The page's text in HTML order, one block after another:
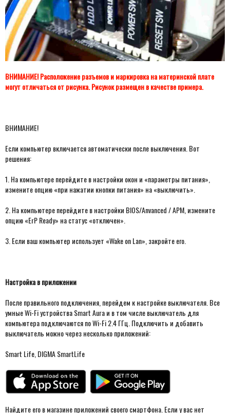
ВНИМАНИЕ! Расположение разъемов и маркировка на материнской плате
могут отличаться от рисунка. Рисунок размещен в качестве примера.
ВНИМАНИЕ!
Если компьютер включается автоматически после выключения. Вот
решения:
1. На компьютере перейдите в настройки окон и «параметры питания»,
измените опцию «при нажатии кнопки питания» на «выключить».
2. На компьютере перейдите в настройки BIOS/Anvanced / APM, измените
опцию «ErP Ready» на статус «отключен».
3. Если ваш компьютер использует «Wake on Lan», закройте его.
Настройка в приложении
После правильного подключения, перейдем к настройке выключателя. Все
умные Wi-Fi устройства Smart Aura и в том числе выключатель для
компьютера подключаются по Wi-Fi 2.4 ГГц. Подключить и добавить
выключатель можно через несколько приложений:
Smart Life, DIGMA SmartLife
Найдите его в магазине приложений своего смартфона. Если у вас нет